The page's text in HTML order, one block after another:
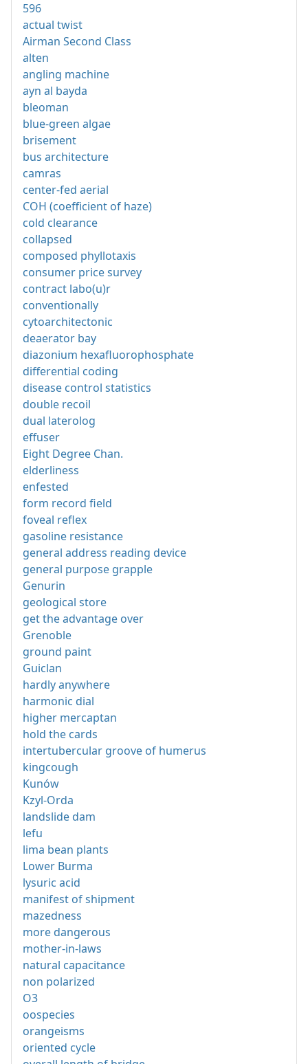
596
actual twist
Airman Second Class
alten
angling machine
ayn al bayda
bleoman
blue-green algae
brisement
bus architecture
camras
center-fed aerial
COH (coefficient of haze)
cold clearance
collapsed
composed phyllotaxis
consumer price survey
contract labo(u)r
conventionally
cytoarchitectonic
deaerator bay
diazonium hexafluorophosphate
differential coding
disease control statistics
double recoil
dual laterolog
effuser
Eight Degree Chan.
elderliness
enfested
form record field
foveal reflex
gasoline resistance
general address reading device
general purpose grapple
Genurin
geological store
get the advantage over
Grenoble
ground paint
Guiclan
hardly anywhere
harmonic dial
higher mercaptan
hold the cards
intertubercular groove of humerus
kingcough
Kunów
Kzyl-Orda
landslide dam
lefu
lima bean plants
Lower Burma
lysuric acid
manifest of shipment
mazedness
more dangerous
mother-in-laws
natural capacitance
non polarized
O3
oospecies
orangeisms
oriented cycle